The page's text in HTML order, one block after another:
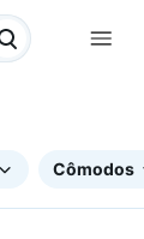
Cômodos